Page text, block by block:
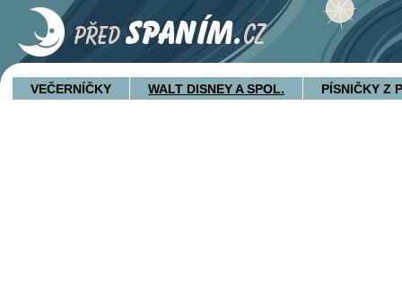
VEČERNÍČKY WALT DISNEY A SPOL. PÍSNIČKY Z